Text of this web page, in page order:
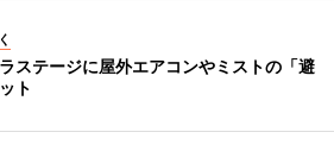
ステージに屋外エアコンやミストの「避
ト